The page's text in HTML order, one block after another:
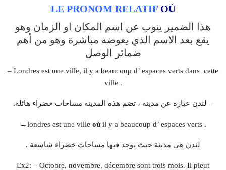
LE PRONOM RELATIF OÙ
هذا الضمير ينوب عن اسم المكان او الزمان وهو
يقع بعد الاسم الذي يعوضه مباشرة وهو من أهم
ضمائر الوصل
– Londres est une ville, il y a beaucoup d’ espaces verts dans cette
ville .
– لندن عبارة عن مدينة ، تضم هذه المدينة مساحات خضراء هائلة.
→londres est une ville où il y a beaucoup d’ espaces verts .
لندن هي مدينة حيث يوجد فيها مساحات خضراء شاسعة .
Ex2: – Octobre, novembre, décembre sont trois mois. Il pleut